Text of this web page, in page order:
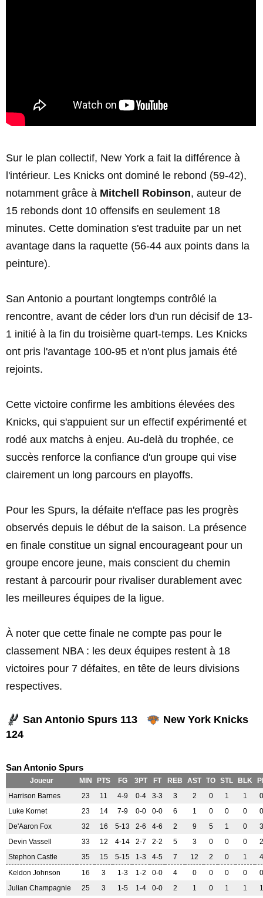
Sur le plan collectif, New York a fait la différence à
l'intérieur. Les Knicks ont dominé le rebond (59-42),
notamment grâce à Mitchell Robinson, auteur de
15 rebonds dont 10 offensifs en seulement 18
minutes. Cette domination s'est traduite par un net
avantage dans la raquette (56-44 aux points dans la
peinture).
San Antonio a pourtant longtemps contrôlé la
rencontre, avant de céder lors d'un run décisif de 13-
1 initié à la fin du troisième quart-temps. Les Knicks
ont pris l'avantage 100-95 et n'ont plus jamais été
rejoints.
Cette victoire confirme les ambitions élevées des
Knicks, qui s'appuient sur un effectif expérimenté et
rodé aux matchs à enjeu. Au-delà du trophée, ce
succès renforce la confiance d'un groupe qui vise
clairement un long parcours en playoffs.
Pour les Spurs, la défaite n'efface pas les progrès
observés depuis le début de la saison. La présence
en finale constitue un signal encourageant pour un
groupe encore jeune, mais conscient du chemin
restant à parcourir pour rivaliser durablement avec
les meilleures équipes de la ligue.
À noter que cette finale ne compte pas pour le
classement NBA : les deux équipes restent à 18
victoires pour 7 défaites, en tête de leurs divisions
respectives.
San Antonio Spurs 113
New York Knicks
124
San Antonio Spurs
Joueur MIN PTS FG 3PT FT REB AST TO STL BLK
Harrison Barnes
23 11 4-9 0-4 3-3 3 2 0 1 1
0
Luke Kornet
23 14 7-9 0-0 0-0 6 1 0 0 0
0
De'Aaron Fox
32 16 5-13 2-6 4-6 2 9 5 1 0
3
Devin Vassell
33 12 4-14 2-7 2-2 5 3 0 0 0
2
Stephon Castle
35 15 5-15 1-3 4-5 7 12 2 0 1
4
Keldon Johnson
16 3 1-3 1-2 0-0 4 0 0 0 0
0
Julian Champagnie
25 3 1-5 1-4 0-0 2 1 0 1 1
1